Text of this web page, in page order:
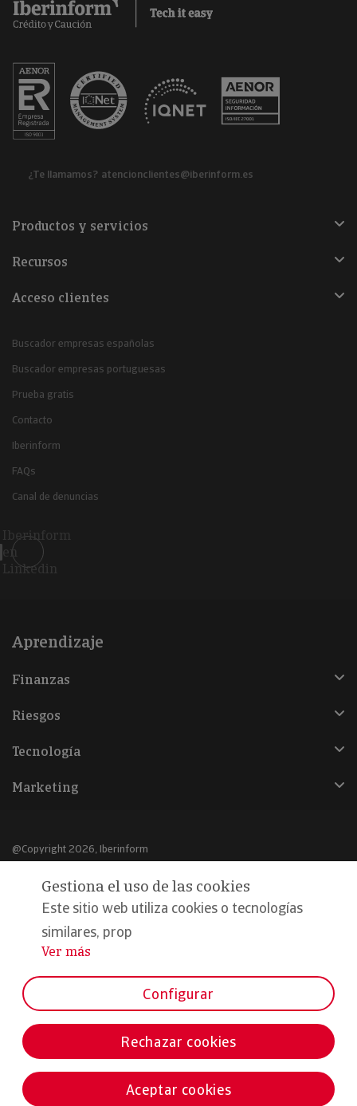
¿Te llamamos? atencionclientes@iberinform.es
Productos y servicios
Recursos
Acceso clientes
Buscador empresas españolas
Buscador empresas portuguesas
Prueba gratis
Contacto
Iberinform
FAQs
Canal de denuncias
Iberinform
en
Linkedin
Aprendizaje
Finanzas
Riesgos
Tecnología
Marketing
@Copyright 2026, Iberinform
Aviso legal
Política de cookies
Declaración de privacidad
Formamos parte de:
Gestiona el uso de las cookies
Este sitio web utiliza cookies o tecnologías
similares, prop
...
Ver más
Configurar
Rechazar cookies
Aceptar cookies